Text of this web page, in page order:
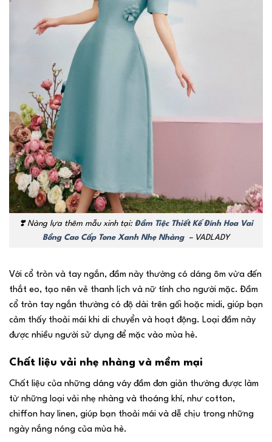
❣️ Nàng lựa thêm mẫu xinh tại: Đầm Tiệc Thiết Kế Đính Hoa Vai
Bồng Cao Cấp Tone Xanh Nhẹ Nhàng
– VADLADY
Với cổ tròn và tay ngắn, đầm này thường có dáng ôm vừa đến
thắt eo, tạo nên vẻ thanh lịch và nữ tính cho người mặc. Đầm
cổ tròn tay ngắn thường có độ dài trên gối hoặc midi, giúp bạn
cảm thấy thoải mái khi di chuyển và hoạt động. Loại đầm này
được nhiều người sử dụng để mặc vào mùa hè.
Chất liệu vải nhẹ nhàng và mềm mại
Chất liệu của những dáng váy đầm đơn giản thường được làm
từ những loại vải nhẹ nhàng và thoáng khí, như cotton,
chiffon hay linen, giúp bạn thoải mái và dễ chịu trong những
ngày nắng nóng của mùa hè.